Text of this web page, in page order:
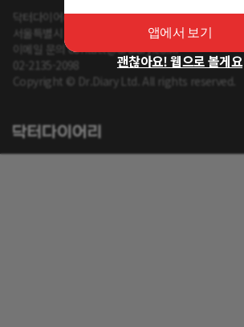
닥터다이어리 대표 : 송제윤
서울특별시 강남구 테헤란로 416 연봉빌딩 8층
이메일 문의 contact@drdiary.co.kr
02-2135-2098
Copyright © Dr.Diary Ltd. All rights reserved.
앱에서 보기
괜찮아요! 웹으로 볼게요